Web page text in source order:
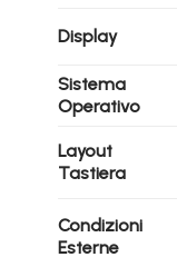
Display
Sistema
Operativo
Layout
Tastiera
Condizioni
Esterne